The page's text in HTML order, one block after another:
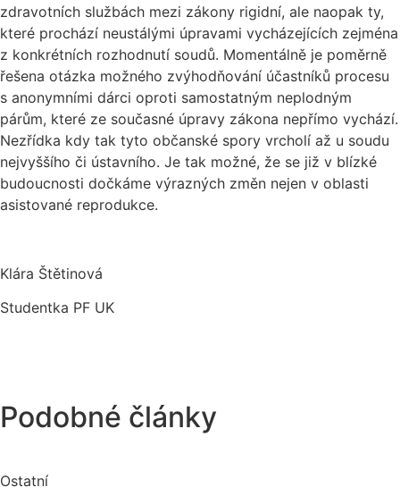
zdravotních službách mezi zákony rigidní, ale naopak ty,
které prochází neustálými úpravami vycházejících zejména
z konkrétních rozhodnutí soudů. Momentálně je poměrně
řešena otázka možného zvýhodňování účastníků procesu
s anonymními dárci oproti samostatným neplodným
párům, které ze současné úpravy zákona nepřímo vychází.
Nezřídka kdy tak tyto občanské spory vrcholí až u soudu
nejvyššího či ústavního. Je tak možné, že se již v blízké
budoucnosti dočkáme výrazných změn nejen v oblasti
asistované reprodukce.
Klára Štětinová
Studentka PF UK
Podobné články
Ostatní